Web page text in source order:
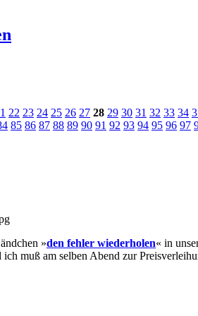
22 23 24 25 26 27 28 29 30 31 32 33 34
85 86 87 88 89 90 91 92 93 94 95 96 97
»den fehler wiederholen« in
muß am selben Abend zur